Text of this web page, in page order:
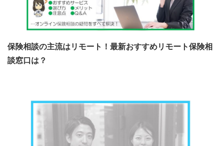
保険相談の主流はリモート！最新おすすめリモート保険相
談窓口は？